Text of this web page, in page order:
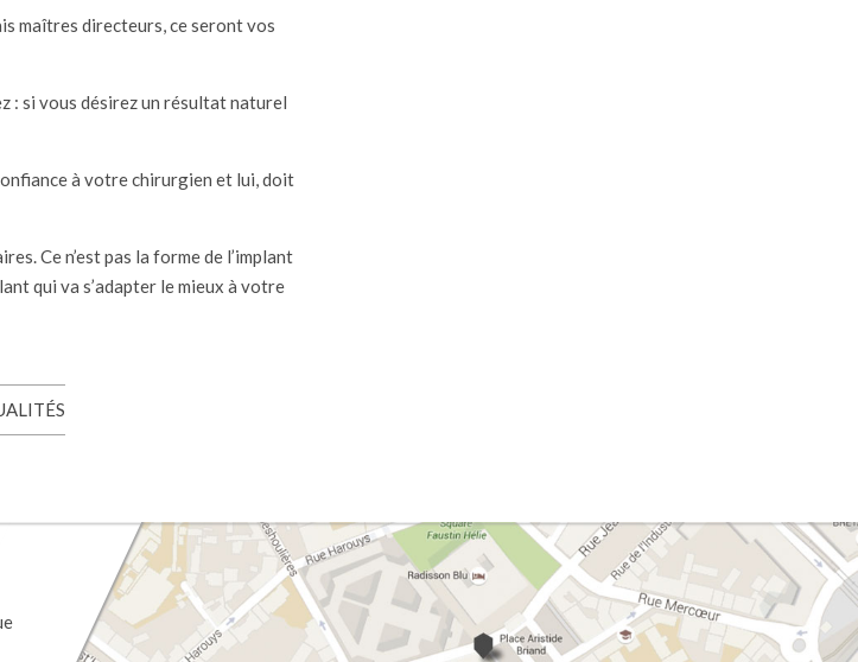
maîtres directeurs, ce seront vos
: si vous désirez un résultat naturel
à votre chirurgien et lui, doit
Ce n’est pas la forme de l’implant
qui va s’adapter le mieux à votre